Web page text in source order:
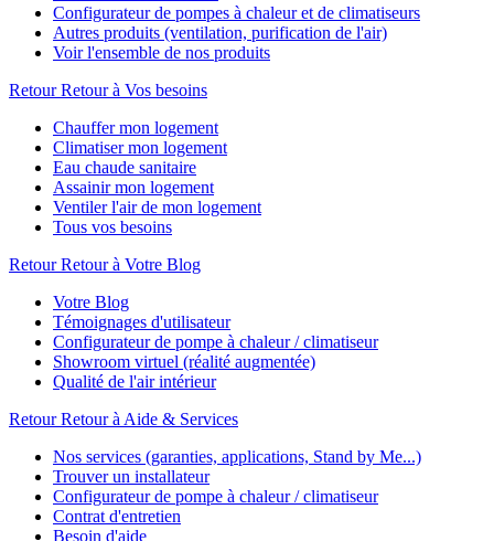
Configurateur de pompes à chaleur et de climatiseurs
Autres produits (ventilation, purification de l'air)
Voir l'ensemble de nos produits
Retour Retour à Vos besoins
Chauffer mon logement
Climatiser mon logement
Eau chaude sanitaire
Assainir mon logement
Ventiler l'air de mon logement
Tous vos besoins
Retour Retour à Votre Blog
Votre Blog
Témoignages d'utilisateur
Configurateur de pompe à chaleur / climatiseur
Showroom virtuel (réalité augmentée)
Qualité de l'air intérieur
Retour Retour à Aide & Services
Nos services (garanties, applications, Stand by Me...)
Trouver un installateur
Configurateur de pompe à chaleur / climatiseur
Contrat d'entretien
Besoin d'aide